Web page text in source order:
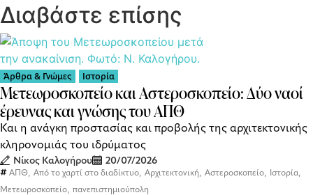
Διαβάστε επίσης
Άρθρα & Γνώμες Ιστορία
Μετεωροσκοπείο και Αστεροσκοπείο: Δύο ναοί
έρευνας και γνώσης του ΑΠΘ
Και η ανάγκη προστασίας και προβολής της αρχιτεκτονικής
κληρονομιάς του ιδρύματος
Νίκος Καλογήρου 20/07/2026
ΑΠΘ Από το χαρτί στο διαδίκτυο Αρχιτεκτονική Αστεροσκοπείο Ιστορία
Μετεωροσκοπείο πανεπιστημιούπολη